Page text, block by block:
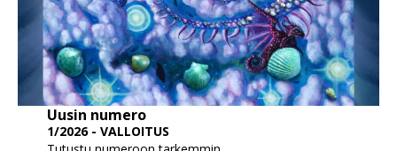
Uusin numero
1/2026 - VALLOITUS